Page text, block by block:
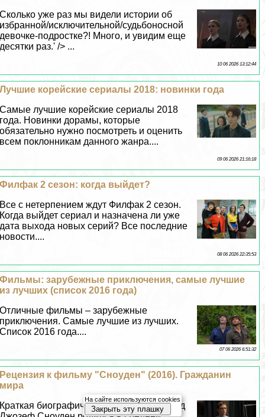
Сколько уже раз мы видели истории об
избранной/исключительной/судьбоносной
дeвoчке-подростке?! Много, и увидим еще
десятки раз.' /> ...
10 06 2026 13:12:44
Лучшие корейские сериалы 2018: новинки года
Самые лучшие корейские сериалы 2018
года. Новинки дорамы, которые
обязательно нужно посмотреть и оценить
всем поклонникам данного жанра....
09 06 2026 21:16:18
Филфак 2 сезон: когда выйдет?
Все с нетерпением ждут Филфак 2 сезон.
Когда выйдет сериал и назначена ли уже
дата выхода новых серий? Все последние
новости....
08 06 2026 22:35:53
Фильмы: зарубежные приключения, самые лучшие
из лучших (список 2016 года)
Отличные фильмы – зарубежные
приключения. Самые лучшие из лучших.
Список 2016 года....
07 06 2026 6:51:32
Рецензия к фильму "Сноуден" (2016). Гражданин
мира
Краткая биографическая справка: Эдвард
На сайте используются cookies
Закрыть эту плашку